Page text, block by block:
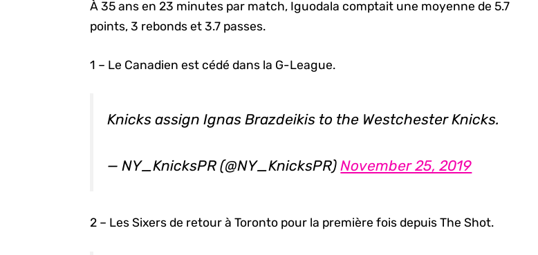
À 35 ans en 23 minutes par match, Iguodala comptait une moyenne de 5.7
points, 3 rebonds et 3.7 passes.
1 – Le Canadien est cédé dans la G-League.
Knicks assign Ignas Brazdeikis to the Westchester Knicks.
— NY_KnicksPR (@NY_KnicksPR)November 25, 2019
2 – Les Sixers de retour à Toronto pour la première fois depuis The Shot.